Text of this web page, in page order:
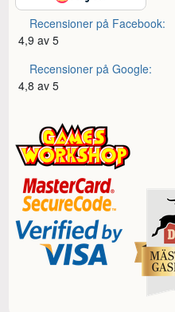
Recensioner på Facebook:
4,9 av 5
Recensioner på Google:
4,8 av 5